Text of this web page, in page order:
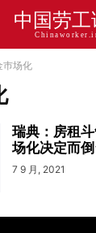
中国劳工
巿场化
瑞典：房租
场化决定而
7 9 月, 2021